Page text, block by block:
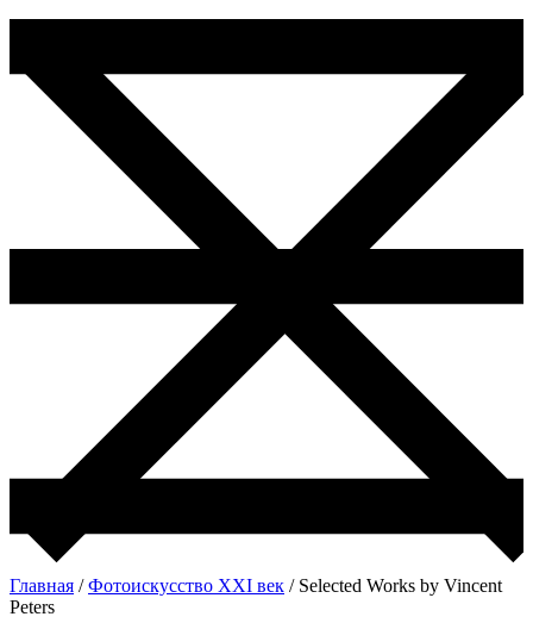
Главная /Фотоискусство ХХI век / Selected Works by Vincent
Peters